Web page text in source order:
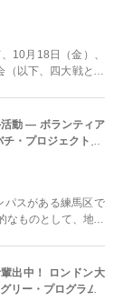
10月18日（金）、
（以下、四大戦とい
活動 ― ボランティア
・プロジェクト」
パスがある練馬区で
なものとして、地域
出中！ ロンドン大
リー・プログラム